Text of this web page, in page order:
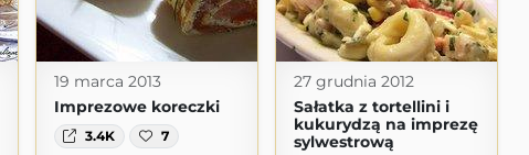
19 marca 2013
Imprezowe koreczki
3.4K 7
27 grudnia 2012
Sałatka z tortellini i
kukurydzą na imprezę
sylwestrową